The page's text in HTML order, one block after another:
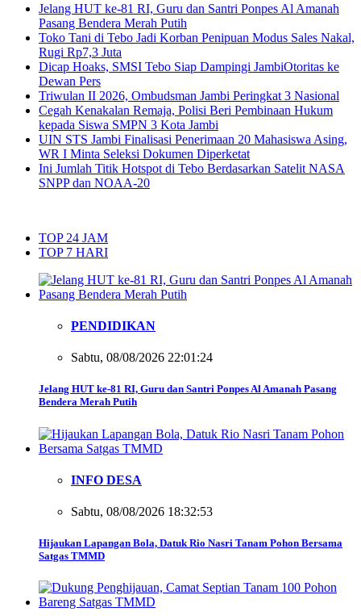
Jelang HUT ke-81 RI, Guru dan Santri Ponpes Al Amanah
Pasang Bendera Merah Putih
Toko Tani di Tebo Jadi Korban Penipuan Modus Sales Nakal,
Rugi Rp7,3 Juta
Dicap Hoaks, SMSI Tebo Siap Dampingi JambiOtoritas ke
Dewan Pers
Triwulan II 2026, Ombudsman Jambi Peringkat 3 Nasional
Cegah Kenakalan Remaja, Polisi Beri Pembinaan Hukum
kepada Siswa SMPN 3 Kota Jambi
UIN STS Jambi Finalisasi Penerimaan 20 Mahasiswa Asing,
WR I Minta Seleksi Dokumen Diperketat
Ini Jumlah Titik Hotspot di Tebo Berdasarkan Satelit NASA
SNPP dan NOAA-20
TOP 24 JAM
TOP 7 HARI
PENDIDIKAN
Sabtu, 08/08/2026 22:01:24
Jelang HUT ke-81 RI, Guru dan Santri Ponpes Al Amanah Pasang
Bendera Merah Putih
INFO DESA
Sabtu, 08/08/2026 18:32:53
Hijaukan Lapangan Bola, Datuk Rio Nasri Tanam Pohon Bersama
Satgas TMMD